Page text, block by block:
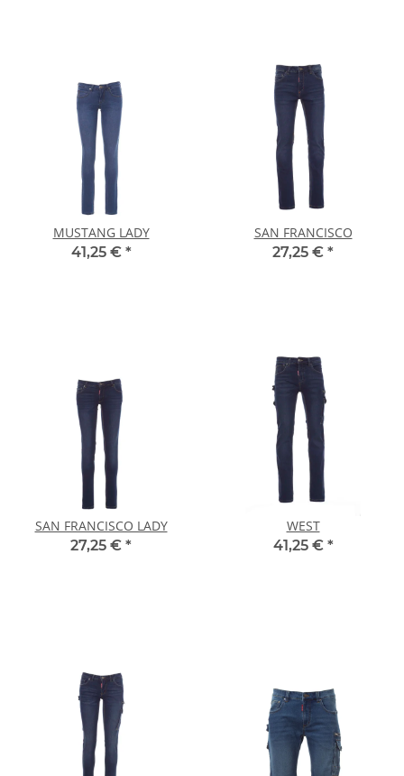
MUSTANG LADY
41,25 € *
SAN FRANCISCO
27,25 € *
SAN FRANCISCO LADY
27,25 € *
WEST
41,25 € *